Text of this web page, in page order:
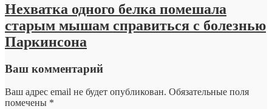
Нехватка одного белка помешала
старым мышам справиться с болезнью
Паркинсона
Ваш комментарий
Ваш адрес email не будет опубликован. Обязательные поля
помечены *